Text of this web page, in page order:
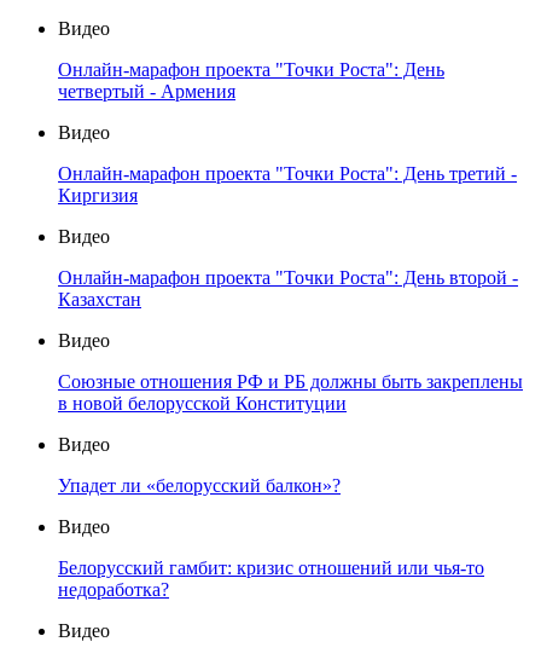
Видео
Онлайн-марафон проекта "Точки Роста": День
четвертый - Армения
Видео
Онлайн-марафон проекта "Точки Роста": День третий -
Киргизия
Видео
Онлайн-марафон проекта "Точки Роста": День второй -
Казахстан
Видео
Союзные отношения РФ и РБ должны быть закреплены
в новой белорусской Конституции
Видео
Упадет ли «белорусский балкон»?
Видео
Белорусский гамбит: кризис отношений или чья-то
недоработка?
Видео